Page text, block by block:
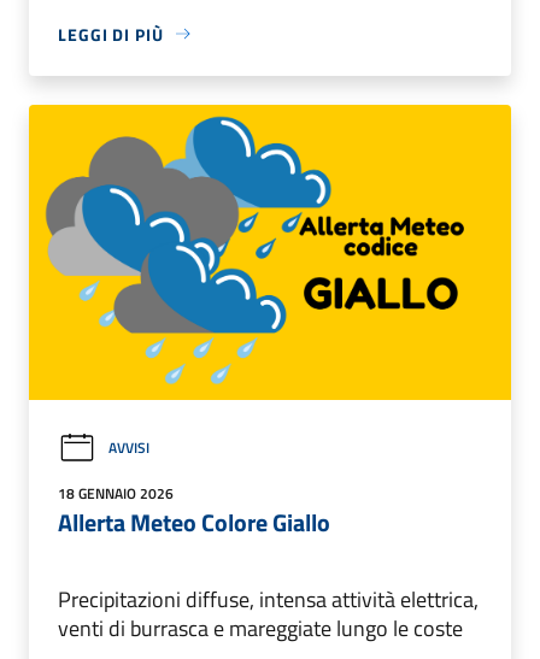
LEGGI DI PIÙ
AVVISI
18 GENNAIO 2026
Allerta Meteo Colore Giallo
Precipitazioni diffuse, intensa attività elettrica,
venti di burrasca e mareggiate lungo le coste